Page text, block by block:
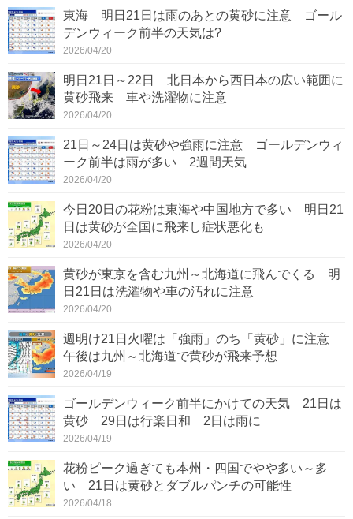
東海 明日21日は雨のあとの黄砂に注意 ゴール
デンウィーク前半の天気は?
2026/04/20
明日21日～22日 北日本から西日本の広い範囲に
黄砂飛来 車や洗濯物に注意
2026/04/20
21日～24日は黄砂や強雨に注意 ゴールデンウィ
ーク前半は雨が多い 2週間天気
2026/04/20
今日20日の花粉は東海や中国地方で多い 明日21
日は黄砂が全国に飛来し症状悪化も
2026/04/20
黄砂が東京を含む九州～北海道に飛んでくる 明
日21日は洗濯物や車の汚れに注意
2026/04/20
週明け21日火曜は「強雨」のち「黄砂」に注意
午後は九州～北海道で黄砂が飛来予想
2026/04/19
ゴールデンウィーク前半にかけての天気 21日は
黄砂 29日は行楽日和 2日は雨に
2026/04/19
花粉ピーク過ぎても本州・四国でやや多い～多
い 21日は黄砂とダブルパンチの可能性
2026/04/18